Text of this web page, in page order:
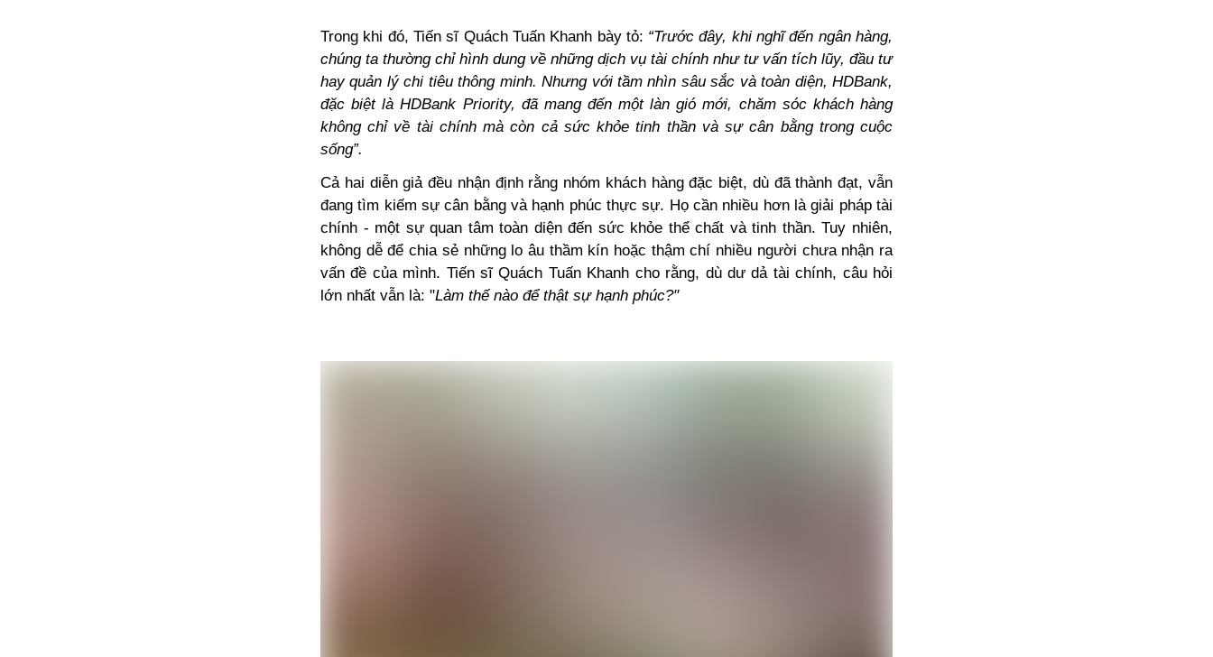
Trong khi đó, Tiến sĩ Quách Tuấn Khanh bày tỏ: “Trước đây, khi nghĩ đến ngân hàng,
chúng ta thường chỉ hình dung về những dịch vụ tài chính như tư vấn tích lũy, đầu tư
hay quản lý chi tiêu thông minh. Nhưng với tầm nhìn sâu sắc và toàn diện, HDBank,
đặc biệt là HDBank Priority, đã mang đến một làn gió mới, chăm sóc khách hàng
không chỉ về tài chính mà còn cả sức khỏe tinh thần và sự cân bằng trong cuộc
sống”.
Cả hai diễn giả đều nhận định rằng nhóm khách hàng đặc biệt, dù đã thành đạt, vẫn
đang tìm kiếm sự cân bằng và hạnh phúc thực sự. Họ cần nhiều hơn là giải pháp tài
chính - một sự quan tâm toàn diện đến sức khỏe thể chất và tinh thần. Tuy nhiên,
không dễ để chia sẻ những lo âu thầm kín hoặc thậm chí nhiều người chưa nhận ra
vấn đề của mình. Tiến sĩ Quách Tuấn Khanh cho rằng, dù dư dả tài chính, câu hỏi
lớn nhất vẫn là: "Làm thế nào để thật sự hạnh phúc?"